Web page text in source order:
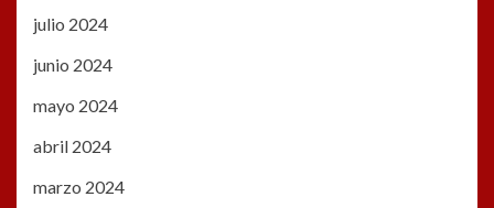
julio 2024
junio 2024
mayo 2024
abril 2024
marzo 2024